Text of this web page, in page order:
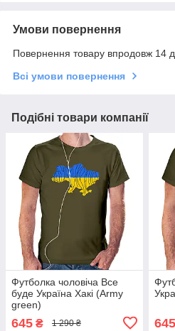
Умови повернення
Повернення товару впродовж 14
Всі умови повернення
Подібні товари компанії
Футболка чоловіча Все
буде Україна Хакі (Army
green)
645 ₴ 1 290 ₴ 645